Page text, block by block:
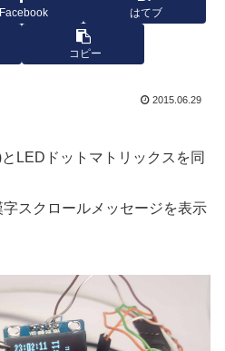
Facebook はてブ
コピー
2015.06.29
LEDドットマトリックスを同
スクロールメッセージを表示